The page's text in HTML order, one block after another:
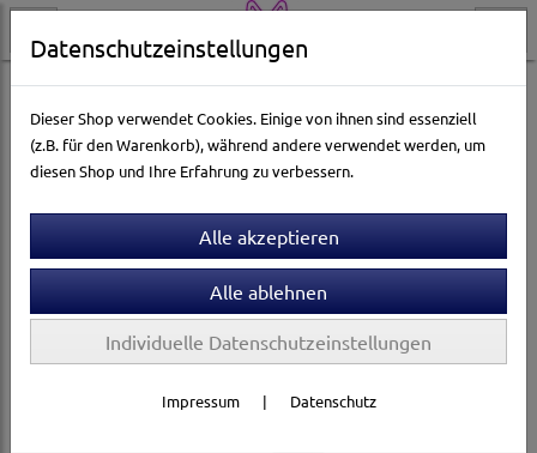
Hundewelt Pflege & Gesundheit
Fellpflege
Hundebürsten & Striegel
Datenschutzeinstellungen
Dieser Shop verwendet Cookies. Einige von ihnen sind essenziell
(z.B. für den Warenkorb), während andere verwendet werden, um
diesen Shop und Ihre Erfahrung zu verbessern.
Individuelle Datenschutzeinstellungen
Impressum | Datenschutz